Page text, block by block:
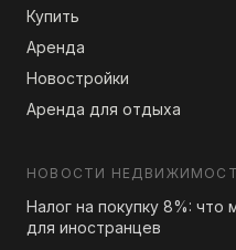
Купить
Аренда
Новостройки
Аренда для отдыха
НОВОСТИ
Налог на покупку 8%:
для иностранцев